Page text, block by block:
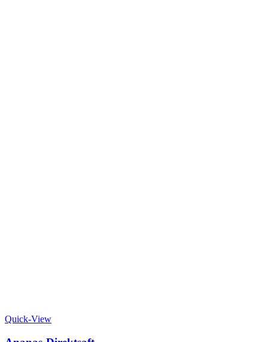
Quick-View